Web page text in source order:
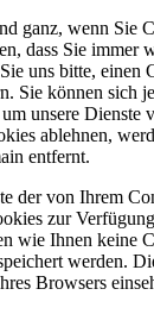
ganz, wenn Sie
dass Sie immer
uns bitte, einen
Sie können sich
unsere
ablehnen,
entfernt.
der von Ihrem
zur
wie Ihnen keine
werden.
Browsers